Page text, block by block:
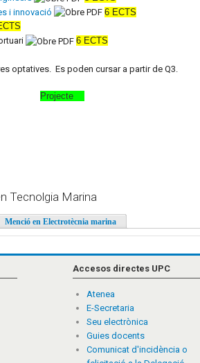
i innovació
6 ECTS
6 ECTS
optatives. Es poden cursar a partir de Q3.
Projecte
Tecnolgia Marina
Menció en Electrotècnia marina
Accesos directes UPC
Atenea
E-Secretaria
Seu electrònica
Guies docents
Comunicat d'incidència o